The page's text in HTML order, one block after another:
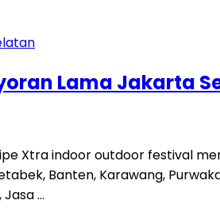
Lama Jakarta
Xtra indoor outdoor festival
Banten, Karawang,
…